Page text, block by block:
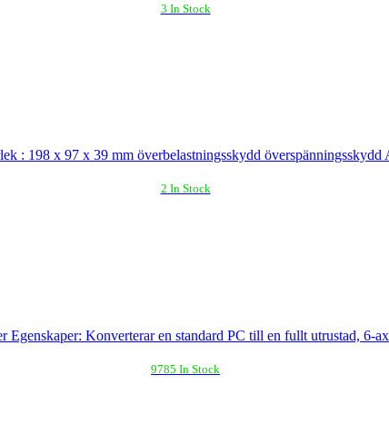
3 In Stock
198 x 97 x 39 mm överbelastningsskydd
2 In Stock
Konverterar en standard PC till en fullt utrustad,
9785 In Stock